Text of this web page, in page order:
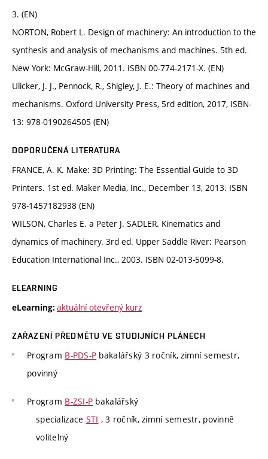
3. (EN)
NORTON, Robert L. Design of machinery: An introduction to the
synthesis and analysis of mechanisms and machines. 5th ed.
New York: McGraw-Hill, 2011. ISBN 00-774-2171-X. (EN)
Ulicker, J. J., Pennock, R., Shigley, J. E.: Theory of machines and
mechanisms. Oxford University Press, 5rd edition, 2017, ISBN-
13: 978-0190264505 (EN)
DOPORUČENÁ LITERATURA
FRANCE, A. K. Make: 3D Printing: The Essential Guide to 3D
Printers. 1st ed. Maker Media, Inc., December 13, 2013. ISBN
978-1457182938 (EN)
WILSON, Charles E. a Peter J. SADLER. Kinematics and
dynamics of machinery. 3rd ed. Upper Saddle River: Pearson
Education International Inc., 2003. ISBN 02-013-5099-8.
ELEARNING
eLearning: aktuální otevřený kurz
ZAŘAZENÍ PŘEDMĚTU VE STUDIJNÍCH PLÁNECH
Program B-PDS-P bakalářský 3 ročník, zimní semestr,
povinný
Program B-ZSI-P bakalářský
specializace STI , 3 ročník, zimní semestr, povinně
volitelný